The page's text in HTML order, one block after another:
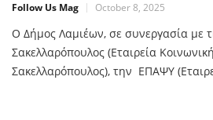
Follow Us Mag October 8, 2025
Ο Δήμος Λαμιέων, σε συνεργασία με
Σακελλαρόπουλος (Εταιρεία
Σακελλαρόπουλος), την ΕΠΑΨΥ